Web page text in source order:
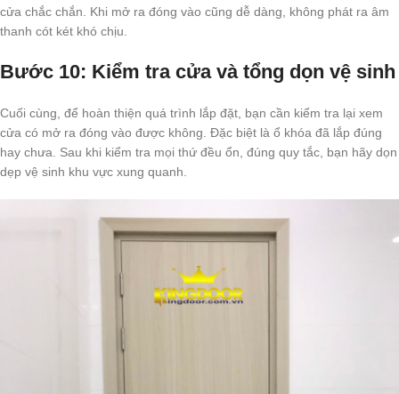
cửa chắc chắn. Khi mở ra đóng vào cũng dễ dàng, không phát ra âm
thanh cót két khó chịu.
Bước 10: Kiểm tra cửa và tổng dọn vệ sinh
Cuối cùng, để hoàn thiện quá trình lắp đặt, bạn cần kiểm tra lại xem
cửa có mở ra đóng vào được không. Đặc biệt là ổ khóa đã lắp đúng
hay chưa. Sau khi kiểm tra mọi thứ đều ổn, đúng quy tắc, bạn hãy dọn
dẹp vệ sinh khu vực xung quanh.